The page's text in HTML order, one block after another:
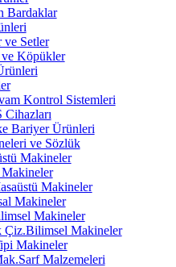
Bardaklar
ve Setler
ve Köpükler
Kontrol Sistemleri
Bariyer Ürünleri
ve Sözlük
Makineler
Makineler
Makineler
Makineler
Çiz.Bilimsel Makineler
Makineler
Malzemeleri